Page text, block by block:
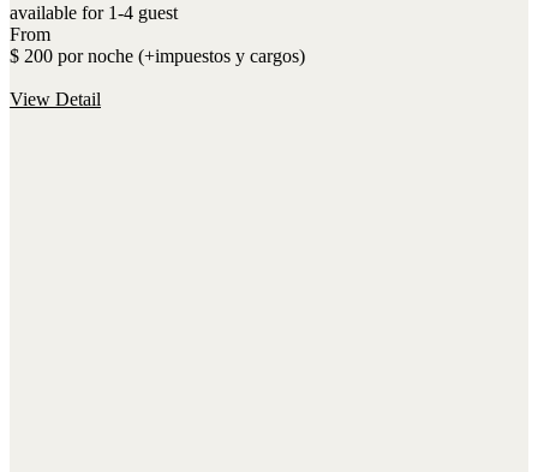
available for 1-4 guest
From
$ 200 por noche (+impuestos y cargos)
View Detail